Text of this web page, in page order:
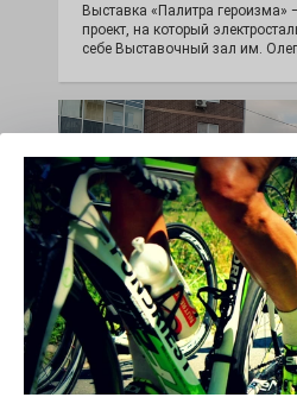
Выставка «Палитра
проект, на который
себе Выставочный зал им.
«Районы-
путешествуют по